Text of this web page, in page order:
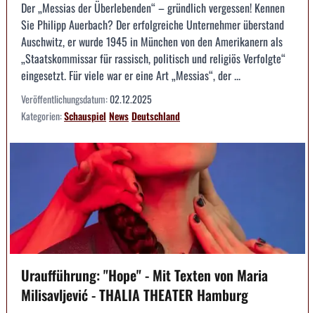
Der „Messias der Überlebenden“ – gründlich vergessen! Kennen
Sie Philipp Auerbach? Der erfolgreiche Unternehmer überstand
Auschwitz, er wurde 1945 in München von den Amerikanern als
„Staatskommissar für rassisch, politisch und religiös Verfolgte“
eingesetzt. Für viele war er eine Art „Messias“, der ...
Veröffentlichungsdatum:02.12.2025
Kategorien:Schauspiel NewsDeutschland
Uraufführung: "Hope" - Mit Texten von Maria
Milisavljević - THALIA THEATER Hamburg